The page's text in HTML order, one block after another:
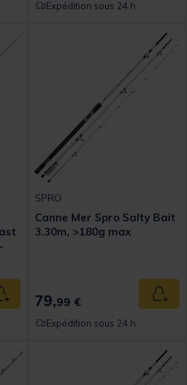
Expédition sous 24 h
au panier
SPRO
Canne Mer Spro Salty Bait
3.30m, >180g max
79,99 €
Expédition sous 24 h